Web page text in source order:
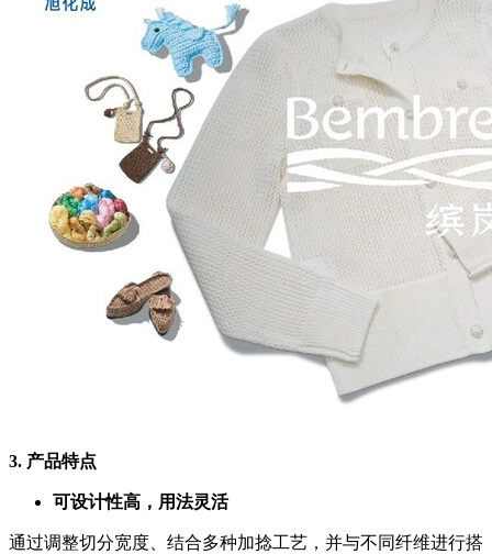
3. 产品特点
可设计性高，用法灵活
通过调整切分宽度、结合多种加捻工艺，并与不同纤维进行搭